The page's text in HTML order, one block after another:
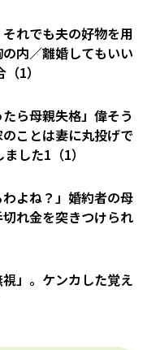
それでも夫の好物を用
内／離婚してもいい
1）
たら母親失格」偉そう
ことは妻に丸投げで
した1（1）
わよね？」婚約者の母
れ金を突きつけられ
」。ケンカした覚え